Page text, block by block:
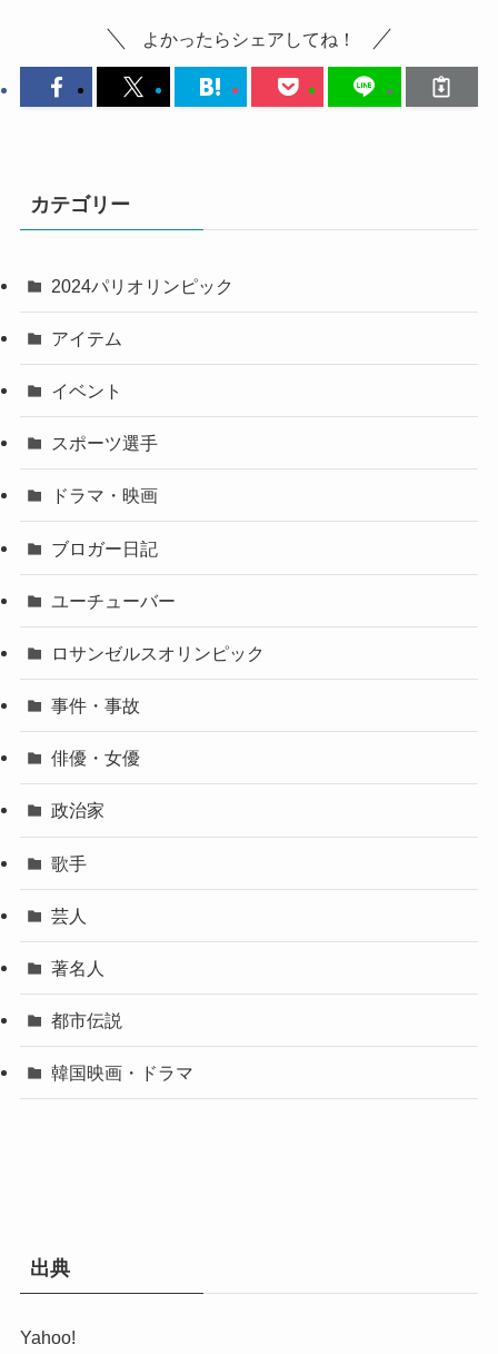
よかったらシェアしてね！
カテゴリー
2024パリオリンピック
アイテム
イベント
スポーツ選手
ドラマ・映画
ブロガー日記
ユーチューバー
ロサンゼルスオリンピック
事件・事故
俳優・女優
政治家
歌手
芸人
著名人
都市伝説
韓国映画・ドラマ
出典
Yahoo!